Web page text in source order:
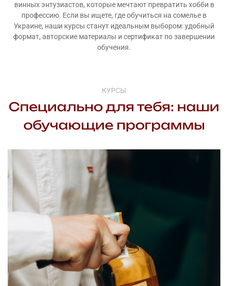
винных энтузиастов, которые мечтают превратить хобби в
профессию. Если вы ищете, где обучиться на сомелье в
Украине, наши курсы станут идеальным выбором: удобный
формат, авторские материалы и сертификат по завершении
обучения.
КУРСЫ
Специально для тебя: наши
обучающие программы